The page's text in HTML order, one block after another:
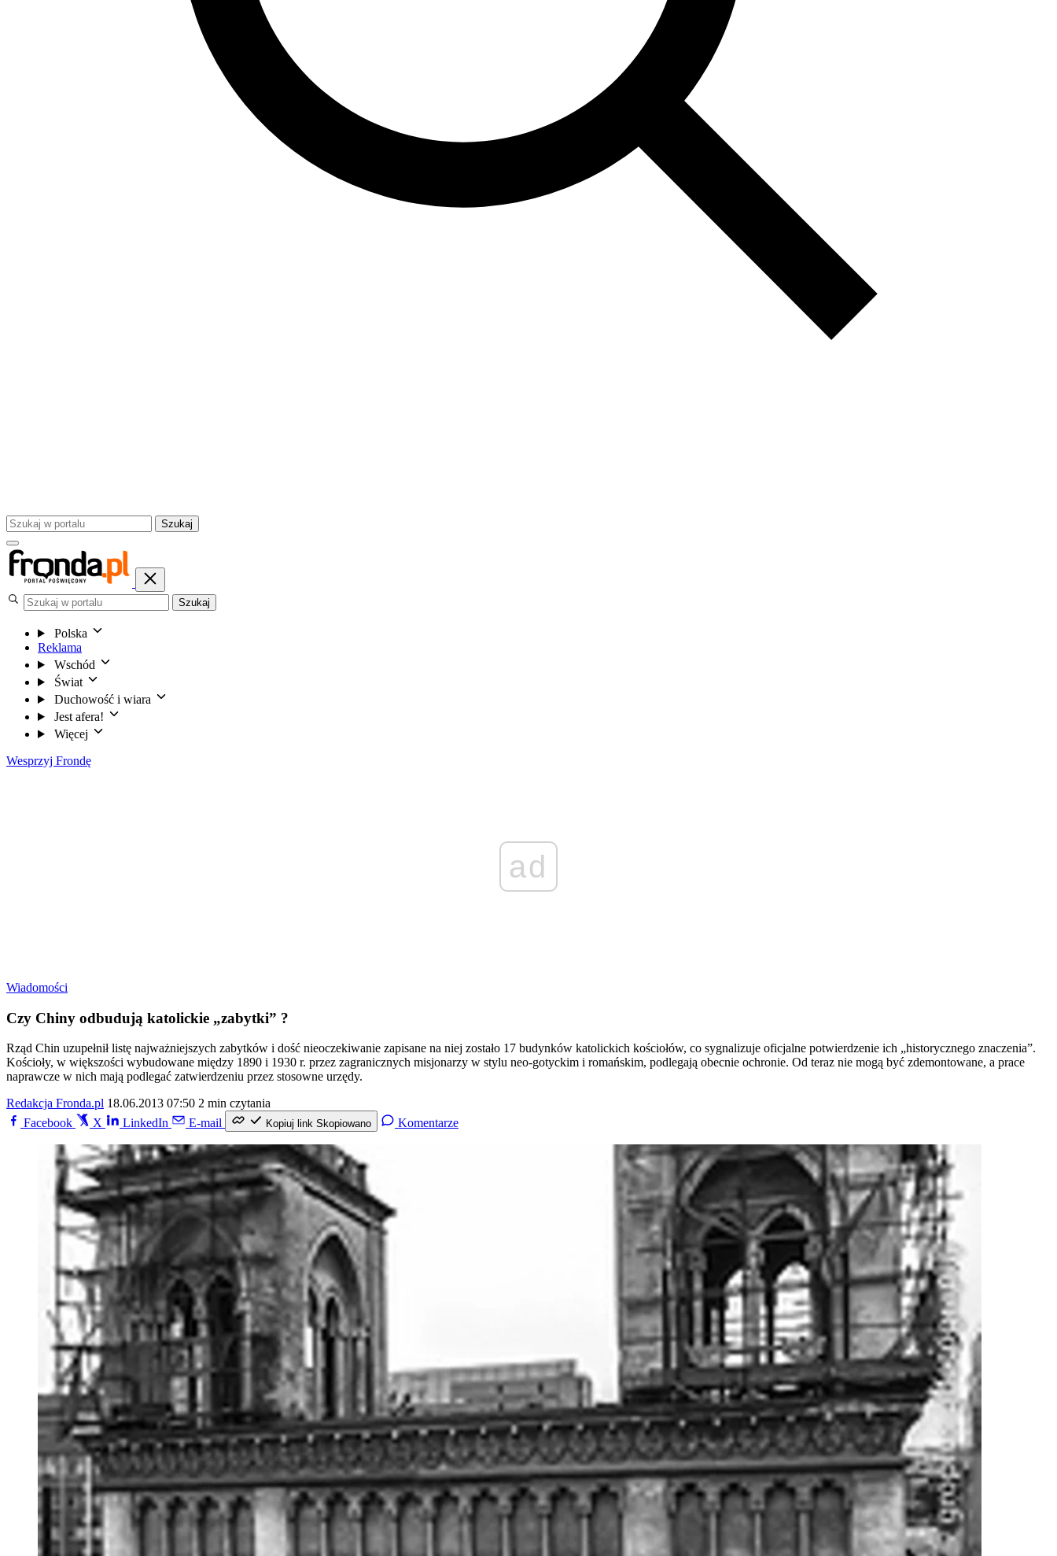
Szukaj
Szukaj
Polska
Reklama
Wschód
Świat
Duchowość i wiara
Jest afera!
Więcej
Wesprzyj Frondę
ad
Wiadomości
Czy Chiny odbudują katolickie „zabytki” ?
Rząd Chin uzupełnił listę najważniejszych zabytków i dość nieoczekiwanie zapisane na niej zostało 17 budynków katolickich kościołów, co sygnalizuje oficjalne potwierdzenie ich „historycznego znaczenia”.
Kościoły, w większości wybudowane między 1890 i 1930 r. przez zagranicznych misjonarzy w stylu neo-gotyckim i romańskim, podlegają obecnie ochronie. Od teraz nie mogą być zdemontowane, a prace
naprawcze w nich mają podlegać zatwierdzeniu przez stosowne urzędy.
Redakcja Fronda.pl 18.06.2013 07:50 2 min czytania
Facebook
X LinkedIn E-mail Kopiuj link Skopiowano Komentarze